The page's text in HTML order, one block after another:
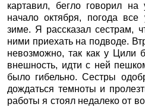
картавил, бегло говорил
начало октября, погода
зиме. Я рассказал сестрам,
ними приехать на подводе.
невозможно, так как у Цили
внешность, идти с ней
было гибельно. Сестры
дождаться темноты и
работы я стоял недалеко от